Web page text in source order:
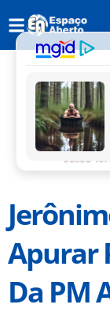
Apurar
Da PM